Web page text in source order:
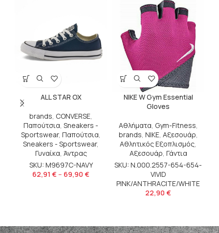
ALL STAR OX
brands, CONVERSE,
Παπούτσια, Sneakers -
Sportswear, Παπούτσια,
Sneakers - Sportswear,
Γυναίκα, Άντρας
SKU: M9697C-NAVY
62,91 € – 69,90 €
NIKE W Gym Essential
Gloves
Αθλήματα, Gym-Fitness,
brands, NIKE, Αξεσουάρ,
Αθλητικός Εξοπλισμός,
Αξεσουάρ, Γάντια
SKU: N.000.2557-654-654-
VIVID
PINK/ANTHRACITE/WHITE
22,90 €